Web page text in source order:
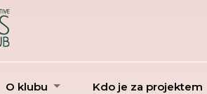
O klubu Kdo je za projektem